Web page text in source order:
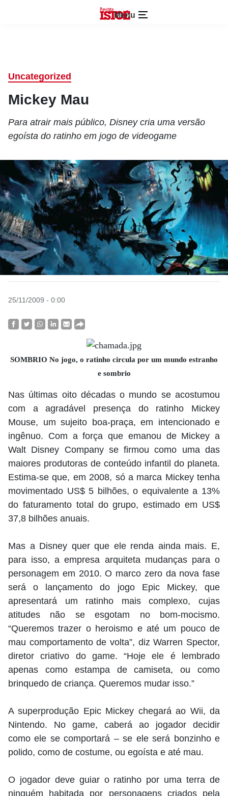
Menu
Uncategorized
Mickey Mau
Para atrair mais público, Disney cria uma versão
egoísta do ratinho em jogo de videogame
25/11/2009 - 0:00
SOMBRIO No jogo, o ratinho circula por um mundo estranho
e sombrio
Nas últimas oito décadas o mundo se acostumou
com a agradável presença do ratinho Mickey
Mouse, um sujeito boa-praça, em intencionado e
ingênuo. Com a força que emanou de Mickey a
Walt Disney Company se firmou como uma das
maiores produtoras de conteúdo infantil do planeta.
Estima-se que, em 2008, só a marca Mickey tenha
movimentado US$ 5 bilhões, o equivalente a 13%
do faturamento total do grupo, estimado em US$
37,8 bilhões anuais.
Mas a Disney quer que ele renda ainda mais. E,
para isso, a empresa arquiteta mudanças para o
personagem em 2010. O marco zero da nova fase
será o lançamento do jogo Epic Mickey, que
apresentará um ratinho mais complexo, cujas
atitudes não se esgotam no bom-mocismo.
“Queremos trazer o heroismo e até um pouco de
mau comportamento de volta”, diz Warren Spector,
diretor criativo do game. “Hoje ele é lembrado
apenas como estampa de camiseta, ou como
brinquedo de criança. Queremos mudar isso.”
A superprodução Epic Mickey chegará ao Wii, da
Nintendo. No game, caberá ao jogador decidir
como ele se comportará – se ele será bonzinho e
polido, como de costume, ou egoísta e até mau.
O jogador deve guiar o ratinho por uma terra de
ninguém habitada por personagens criados pela